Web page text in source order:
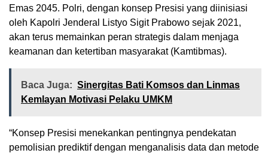
Emas 2045. Polri, dengan konsep Presisi yang diinisiasi
oleh Kapolri Jenderal Listyo Sigit Prabowo sejak 2021,
akan terus memainkan peran strategis dalam menjaga
keamanan dan ketertiban masyarakat (Kamtibmas).
Baca Juga: Sinergitas Bati Komsos dan Linmas
Kemlayan Motivasi Pelaku UMKM
“Konsep Presisi menekankan pentingnya pendekatan
pemolisian prediktif dengan menganalisis data dan metode